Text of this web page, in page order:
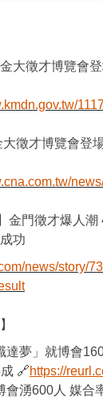
金大徵才博覽會
大徵才博覽會
金門徵才爆人
功
news/story/
達夢」就博會
🔗https://
會湧600人 媒合